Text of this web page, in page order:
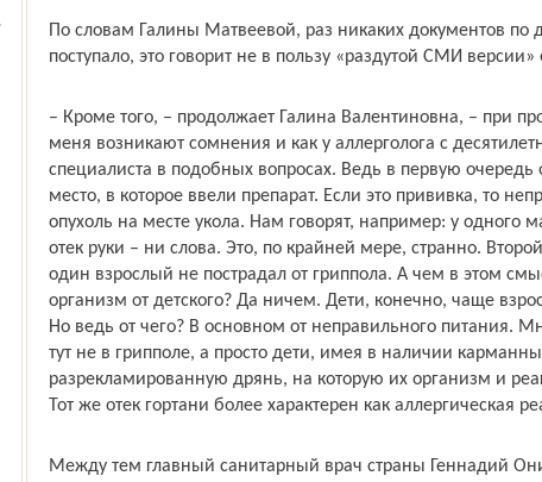
По словам Галины Матвеевой, раз никаких документов
поступало, это говорит не в пользу «раздутой СМИ
– Кроме того, – продолжает Галина Валентиновна, – при
меня возникают сомнения и как у аллерголога с
специалиста в подобных вопросах. Ведь в первую очередь
место, в которое ввели препарат. Если это прививка, то
опухоль на месте укола. Нам говорят, например: у одного
отек руки – ни слова. Это, по крайней мере, странно.
один взрослый не пострадал от гриппола. А чем в этом
организм от детского? Да ничем. Дети, конечно, чаще
Но ведь от чего? В основном от неправильного питания.
тут не в грипполе, а просто дети, имея в наличии
разрекламированную дрянь, на которую их организм и
Тот же отек гортани более характерен как аллергическая
Между тем главный санитарный врач страны Геннадий